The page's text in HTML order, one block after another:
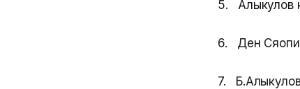
5. Алыкулов
6. Ден
7.